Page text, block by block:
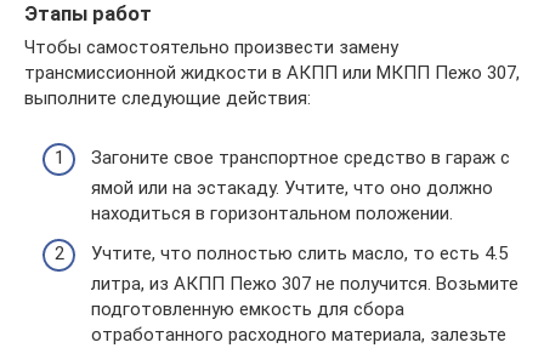
Этапы работ
Чтобы самостоятельно произвести замену
трансмиссионной жидкости в АКПП или МКПП Пежо 307,
выполните следующие действия:
Загоните свое транспортное средство в гараж с
ямой или на эстакаду. Учтите, что оно должно
находиться в горизонтальном положении.
Учтите, что полностью слить масло, то есть 4.5
литра, из АКПП Пежо 307 не получится. Возьмите
подготовленную емкость для сбора
отработанного расходного материала, залезьте